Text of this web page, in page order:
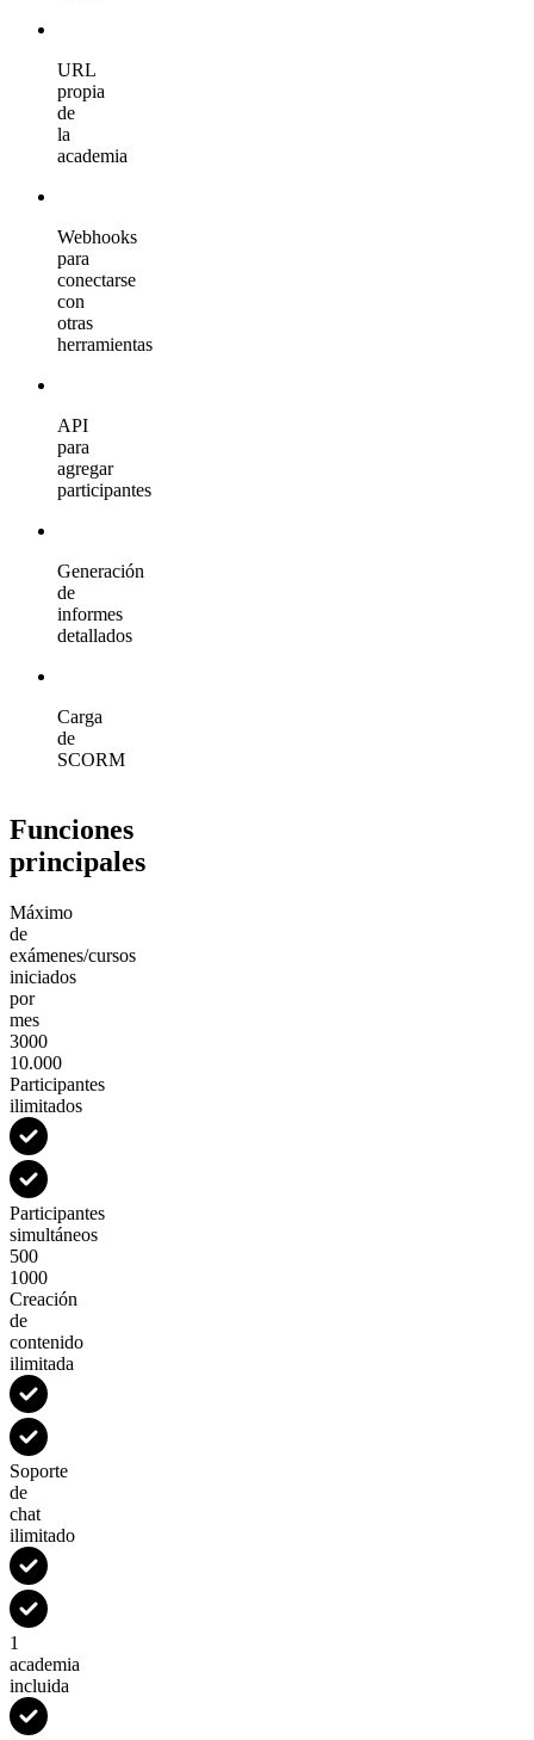
URL
propia
de
la
academia
Webhooks
para
conectarse
con
otras
herramientas
API
para
agregar
participantes
Generación
de
informes
detallados
Carga
de
SCORM
Funciones
principales
Máximo
de
exámenes/cursos
iniciados
por
mes
3000
10.000
Participantes
ilimitados
Participantes
simultáneos
500
1000
Creación
de
contenido
ilimitada
Soporte
de
chat
ilimitado
1
academia
incluida